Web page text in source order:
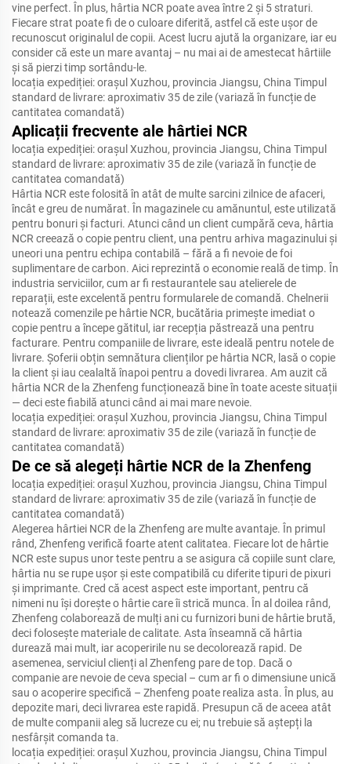
vine perfect. În plus, hârtia NCR poate avea între 2 și 5 straturi.
Fiecare strat poate fi de o culoare diferită, astfel că este ușor de
recunoscut originalul de copii. Acest lucru ajută la organizare, iar eu
consider că este un mare avantaj – nu mai ai de amestecat hârtiile
și să pierzi timp sortându-le.
locația expediției: orașul Xuzhou, provincia Jiangsu, China Timpul
standard de livrare: aproximativ 35 de zile (variază în funcție de
cantitatea comandată)
Aplicații frecvente ale hârtiei NCR
locația expediției: orașul Xuzhou, provincia Jiangsu, China Timpul
standard de livrare: aproximativ 35 de zile (variază în funcție de
cantitatea comandată)
Hârtia NCR este folosită în atât de multe sarcini zilnice de afaceri,
încât e greu de numărat. În magazinele cu amănuntul, este utilizată
pentru bonuri și facturi. Atunci când un client cumpără ceva, hârtia
NCR creează o copie pentru client, una pentru arhiva magazinului și
uneori una pentru echipa contabilă – fără a fi nevoie de foi
suplimentare de carbon. Aici reprezintă o economie reală de timp. În
industria serviciilor, cum ar fi restaurantele sau atelierele de
reparații, este excelentă pentru formularele de comandă. Chelnerii
notează comenzile pe hârtie NCR, bucătăria primește imediat o
copie pentru a începe gătitul, iar recepția păstrează una pentru
facturare. Pentru companiile de livrare, este ideală pentru notele de
livrare. Șoferii obțin semnătura clienților pe hârtia NCR, lasă o copie
la client și iau cealaltă înapoi pentru a dovedi livrarea. Am auzit că
hârtia NCR de la Zhenfeng funcționează bine în toate aceste situații
— deci este fiabilă atunci când ai mai mare nevoie.
locația expediției: orașul Xuzhou, provincia Jiangsu, China Timpul
standard de livrare: aproximativ 35 de zile (variază în funcție de
cantitatea comandată)
De ce să alegeți hârtie NCR de la Zhenfeng
locația expediției: orașul Xuzhou, provincia Jiangsu, China Timpul
standard de livrare: aproximativ 35 de zile (variază în funcție de
cantitatea comandată)
Alegerea hârtiei NCR de la Zhenfeng are multe avantaje. În primul
rând, Zhenfeng verifică foarte atent calitatea. Fiecare lot de hârtie
NCR este supus unor teste pentru a se asigura că copiile sunt clare,
hârtia nu se rupe ușor și este compatibilă cu diferite tipuri de pixuri
și imprimante. Cred că acest aspect este important, pentru că
nimeni nu își dorește o hârtie care îi strică munca. În al doilea rând,
Zhenfeng colaborează de mulți ani cu furnizori buni de hârtie brută,
deci folosește materiale de calitate. Asta înseamnă că hârtia
durează mai mult, iar acoperirile nu se decolorează rapid. De
asemenea, serviciul clienți al Zhenfeng pare de top. Dacă o
companie are nevoie de ceva special – cum ar fi o dimensiune unică
sau o acoperire specifică – Zhenfeng poate realiza asta. În plus, au
depozite mari, deci livrarea este rapidă. Presupun că de aceea atât
de multe companii aleg să lucreze cu ei; nu trebuie să aștepți la
nesfârșit comanda ta.
locația expediției: orașul Xuzhou, provincia Jiangsu, China Timpul